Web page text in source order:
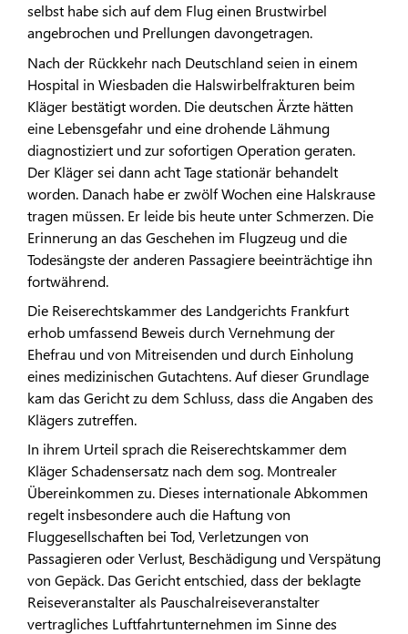
selbst habe sich auf dem Flug einen Brustwirbel
angebrochen und Prellungen davongetragen.
Nach der Rückkehr nach Deutschland seien in einem
Hospital in Wiesbaden die Halswirbelfrakturen beim
Kläger bestätigt worden. Die deutschen Ärzte hätten
eine Lebensgefahr und eine drohende Lähmung
diagnostiziert und zur sofortigen Operation geraten.
Der Kläger sei dann acht Tage stationär behandelt
worden. Danach habe er zwölf Wochen eine Halskrause
tragen müssen. Er leide bis heute unter Schmerzen. Die
Erinnerung an das Geschehen im Flugzeug und die
Todesängste der anderen Passagiere beeinträchtige ihn
fortwährend.
Die Reiserechtskammer des Landgerichts Frankfurt
erhob umfassend Beweis durch Vernehmung der
Ehefrau und von Mitreisenden und durch Einholung
eines medizinischen Gutachtens. Auf dieser Grundlage
kam das Gericht zu dem Schluss, dass die Angaben des
Klägers zutreffen.
In ihrem Urteil sprach die Reiserechtskammer dem
Kläger Schadensersatz nach dem sog. Montrealer
Übereinkommen zu. Dieses internationale Abkommen
regelt insbesondere auch die Haftung von
Fluggesellschaften bei Tod, Verletzungen von
Passagieren oder Verlust, Beschädigung und Verspätung
von Gepäck. Das Gericht entschied, dass der beklagte
Reiseveranstalter als Pauschalreiseveranstalter
vertragliches Luftfahrtunternehmen im Sinne des